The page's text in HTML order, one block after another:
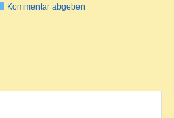
Kommentar abgeben